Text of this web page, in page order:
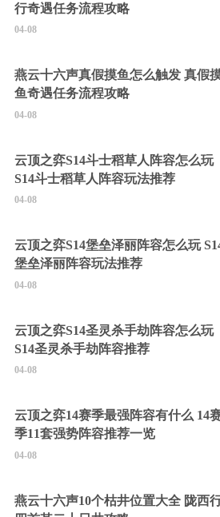
行奇遇任务流程攻略
04-08
燕云十六声真假摸鱼怎么触发 真假
鱼奇遇任务流程攻略
04-08
云顶之弈S14斗士稻草人阵容怎么玩
S14斗士稻草人阵容玩法推荐
04-08
云顶之弈S14堡垒泽丽阵容怎么玩
堡垒泽丽阵容玩法推荐
04-08
云顶之弈S14圣灵杀手劫阵容怎么玩
S14圣灵杀手劫阵容推荐
04-08
云顶之弈14赛季最强阵容有什么 14
季11套强势阵容推荐一览
04-08
燕云十六声10个枯井位置大全 陇西